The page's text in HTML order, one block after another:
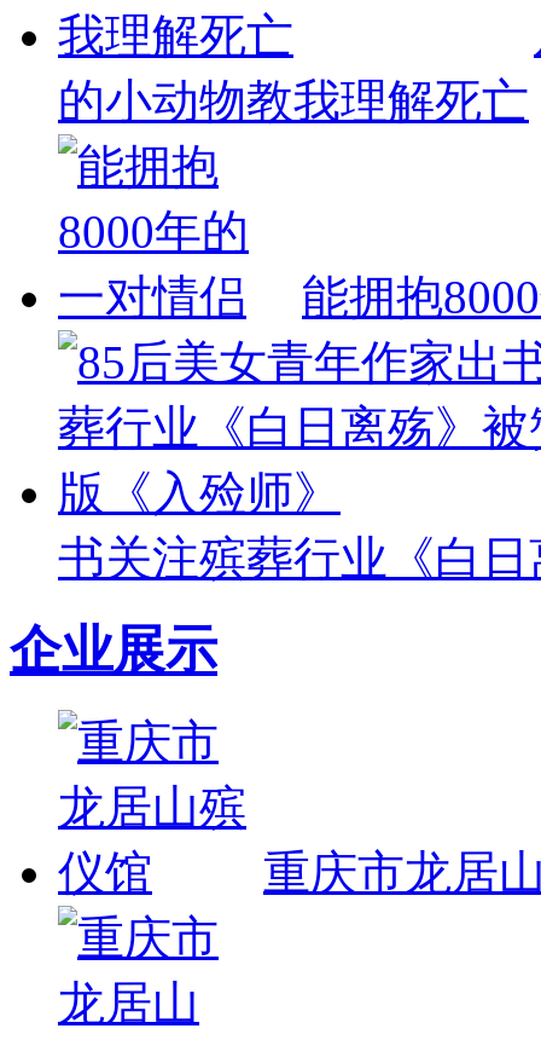
的小动物教我理解死亡
能拥抱
书关注殡葬行业《白
企业展示
重庆市龙居